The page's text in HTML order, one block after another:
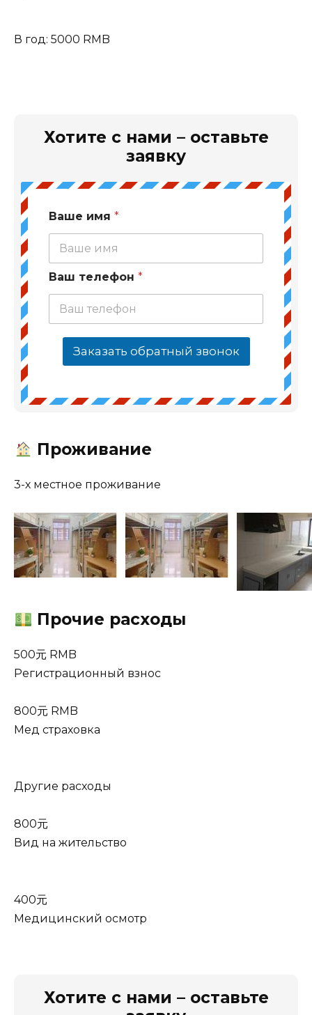
В год: 5000 RMB
Хотите с нами – оставьте
заявку
Ваше имя *
Ваш телефон *
Заказать обратный звонок
Проживание
3-х местное проживание
Прочие расходы
500元 RMB
Регистрационный взнос
800元 RMB
Мед страховка
Другие расходы
800元
Вид на жительство
400元
Медицинский осмотр
Хотите с нами – оставьте